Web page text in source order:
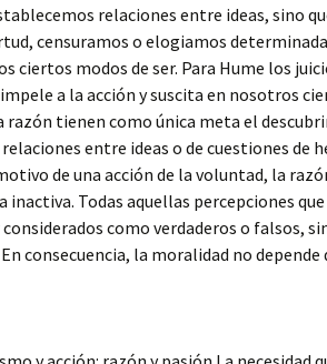
relaciones entre ideas, sino
censuramos o elogiamos
ciertos modos de ser. Para Hume los
a la acción y suscita en nosotros
razón tienen como única meta el
entre ideas o de cuestiones de
de una acción de la voluntad, la
inactiva. Todas aquellas percepciones
considerados como verdaderos o falsos,
consecuencia, la moralidad no depende